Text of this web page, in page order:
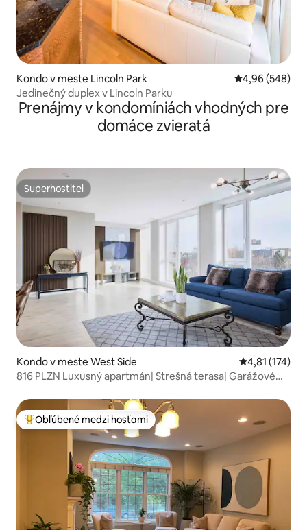
Kondo v meste Lincoln Park Priemerné
4,96 (548)
Jedinečný duplex v Lincoln Parku
Prenájmy v kondomíniách vhodných pre
domáce zvieratá
Superhostiteľ
Superhostiteľ
Kondo v meste West Side Priemerné
4,81 (174)
816 PLZN Luxusný apartmán| Strešná terasa| Garážové
Najobľúbenejšie medzi hosťami
Obľúbené medzi hosťami